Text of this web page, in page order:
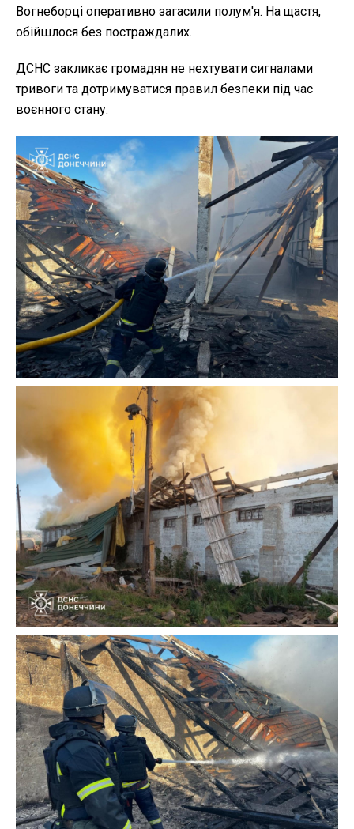
Вогнеборці оперативно загасили полум'я. На щастя,
обійшлося без постраждалих.
ДСНС закликає громадян не нехтувати сигналами
тривоги та дотримуватися правил безпеки під час
воєнного стану.